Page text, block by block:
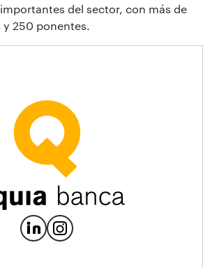
del sector, con más de
250 ponentes.